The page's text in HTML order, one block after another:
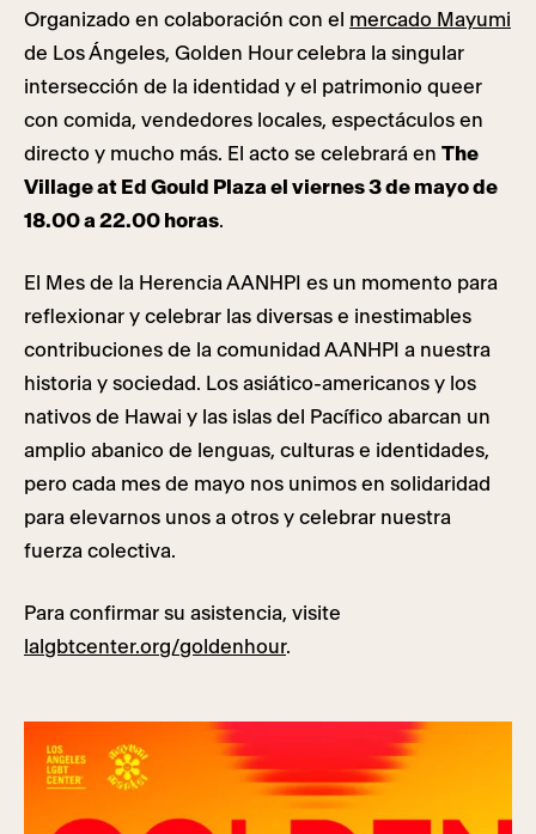
Organizado en colaboración con el mercado Mayumi
de Los Ángeles, Golden Hourcelebra la singular
intersección de la identidad y el patrimonio queer
con comida, vendedores locales, espectáculos en
directo y mucho más. El acto se celebrará en The
Village at Ed Gould Plaza el viernes 3 de mayo de
18.00 a 22.00 horas.
El Mes de la Herencia AANHPI es un momento para
reflexionar y celebrar las diversas e inestimables
contribuciones de la comunidad AANHPI a nuestra
historia y sociedad. Los asiático-americanos y los
nativos de Hawai y las islas del Pacífico abarcan un
amplio abanico de lenguas, culturas e identidades,
pero cada mes de mayo nos unimos en solidaridad
para elevarnos unos a otros y celebrar nuestra
fuerza colectiva.
Para confirmar su asistencia, visite
lalgbtcenter.org/goldenhour.